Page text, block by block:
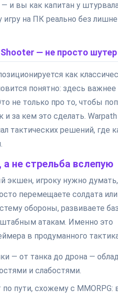
и вы как капитан у
игру на ПК реально без
— не просто шутер
как
понятно: здесь важнее
не только про то, чтобы
и за кем это сделать. Warpath
тактических решений, где
а не стрельба вслепую
экшен, игроку нужно
перемещаете солдата
обороны, развиваете
атакам. Именно это
в продуманного
— от танка до дрона —
и слабостями.
пути, схожему с MMORPG: